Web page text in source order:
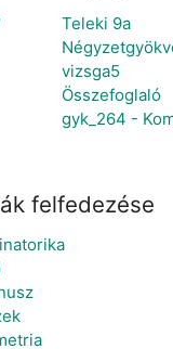
Teleki 9a
vizsga5
Összefoglaló
gyk_264 -
felfedezése